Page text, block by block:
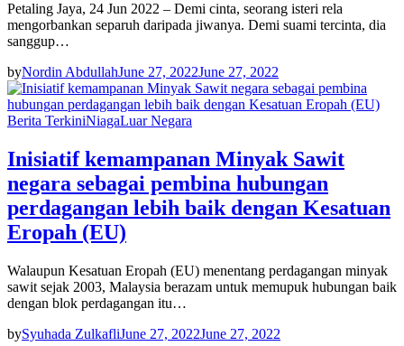
Petaling Jaya, 24 Jun 2022 – Demi cinta, seorang isteri rela
mengorbankan separuh daripada jiwanya. Demi suami tercinta, dia
sanggup…
byNordin AbdullahJune 27, 2022June 27, 2022
Berita TerkiniNiagaLuar Negara
Inisiatif kemampanan Minyak Sawit
negara sebagai pembina hubungan
perdagangan lebih baik dengan Kesatuan
Eropah (EU)
Walaupun Kesatuan Eropah (EU) menentang perdagangan minyak
sawit sejak 2003, Malaysia berazam untuk memupuk hubungan baik
dengan blok perdagangan itu…
bySyuhada ZulkafliJune 27, 2022June 27, 2022